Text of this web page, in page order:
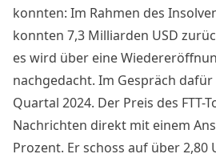
konnten: Im Rahmen des
konnten 7,3 Milliarden USD
es wird über eine
nachgedacht. Im Gespräch
Quartal 2024. Der Preis des
Nachrichten direkt mit einem
Prozent. Er schoss auf über 2,80